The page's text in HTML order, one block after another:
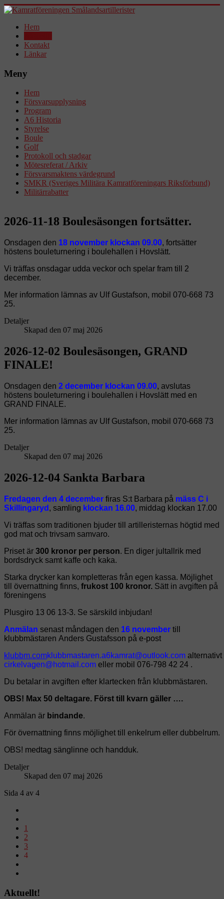
Hem
Kontakt
Länkar
Meny
Hem
Försvarsupplysning
Program
A6 Historia
Styrelse
Boule
Golf
Protokoll och stadgar
Mötesreferat / Arkiv
Försvarsmaktens värdegrund
SMKR (Sveriges Militära Kamratföreningars Riksförbund)
Militärrabatter
2026-11-18 Boulesäsongen fortsätter.
Onsdagen den 18 november klockan 09.00, fortsätter
höstens bouleturnering i boulehallen i Hovslätt.
Vi träffas onsdagar udda veckor och spelar fram till 2
december.
Mer information lämnas av Ulf Gustafson, mobil 070-668 73
25.
Detaljer
Skapad den 07 maj 2026
2026-12-02 Boulesäsongen, GRAND
FINALE!
Onsdagen den 2 december klockan 09.00, avslutas
höstens bouleturnering i boulehallen i Hovslätt med en
GRAND FINALE.
Mer information lämnas av Ulf Gustafson, mobil 070-668 73
25.
Detaljer
Skapad den 07 maj 2026
2026-12-04 Sankta Barbara
Fredagen den 4 december firas S:t Barbara på mäss C i
Skillingaryd , samling klockan 16.00, middag klockan 17.00
Vi träffas som traditionen bjuder till artilleristernas högtid med
god mat och trivsam samvaro.
Priset är 300 kronor per person. En diger jultallrik med
bordsdryck samt kaffe och kaka.
Starka drycker kan kompletteras från egen kassa. Möjlighet
till övernattning finns, frukost 100 kronor. Sätt in avgiften på
föreningens
Plusgiro 13 06 13-3. Se särskild inbjudan!
Anmälan senast måndagen den 16 november till
klubbmästaren Anders Gustafsson på e-post
alternativt
eller mobil 076-798 42 24 .
Du betalar in avgiften efter klartecken från klubbmästaren.
OBS! Max 50 deltagare. Först till kvarn gäller ….
Anmälan är bindande.
För övernattning finns möjlighet till enkelrum eller dubbelrum.
OBS! medtag sänglinne och handduk.
Detaljer
Skapad den 07 maj 2026
Sida 4 av 4
1
2
3
4
Aktuellt!